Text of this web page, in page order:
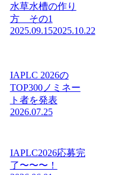
水草水槽の作り
方 その1
2025.09.152025.10.22
IAPLC 2026の
TOP300ノミネー
ト者を発表
2026.07.25
IAPLC2026応募完
了〜〜〜！